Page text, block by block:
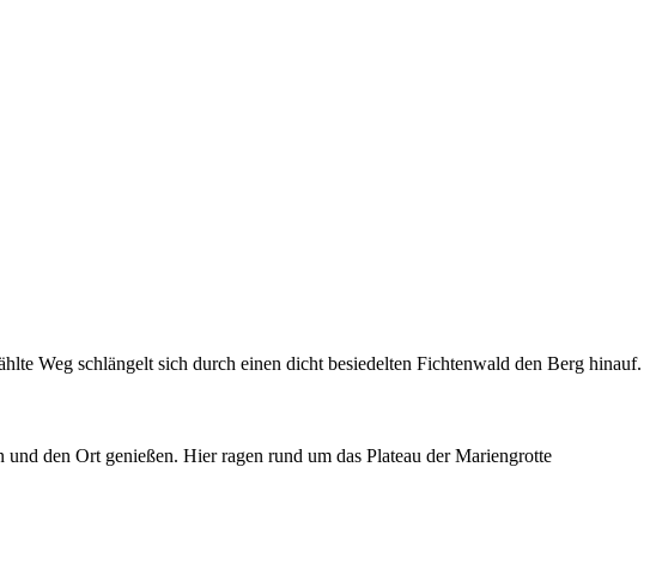
Weg schlängelt sich durch einen dicht besiedelten Fichtenwald den Berg hinauf.
den Ort genießen. Hier ragen rund um das Plateau der Mariengrotte